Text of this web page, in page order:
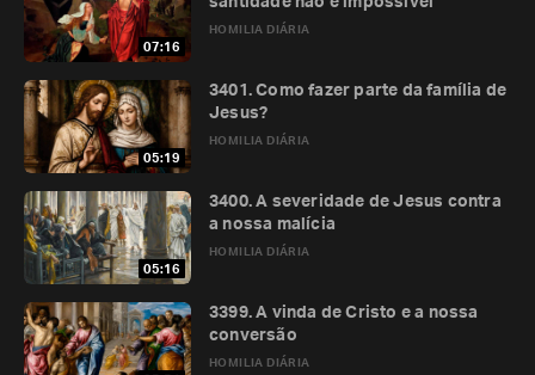
07:16
HOMILIA DIÁRIA
05:19
HOMILIA DIÁRIA
3401. Como fazer parte da família de
Jesus?
05:16
HOMILIA DIÁRIA
3400. A severidade de Jesus contra
a nossa malícia
HOMILIA DIÁRIA
3399. A vinda de Cristo e a nossa
conversão